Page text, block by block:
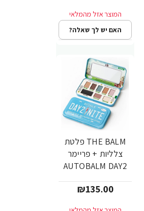
האם יש לך שאלה?
THE BALM פלטת
צלליות + פריימר
AUTOBALM DAY2
₪135.00